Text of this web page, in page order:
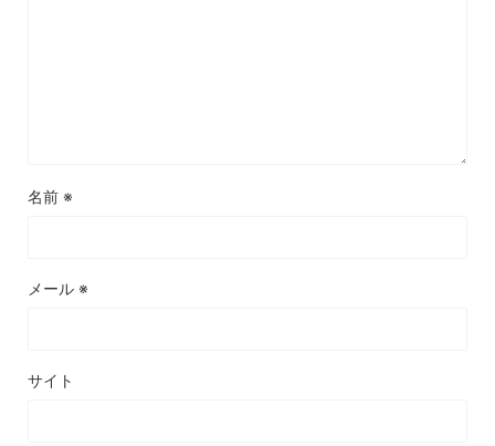
名前 ※
メール ※
サイト